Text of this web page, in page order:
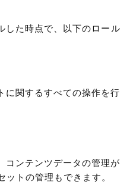
した時点で、以下のロール
に関するすべての操作を行
コンテンツデータの管理が
ットの管理もできます。